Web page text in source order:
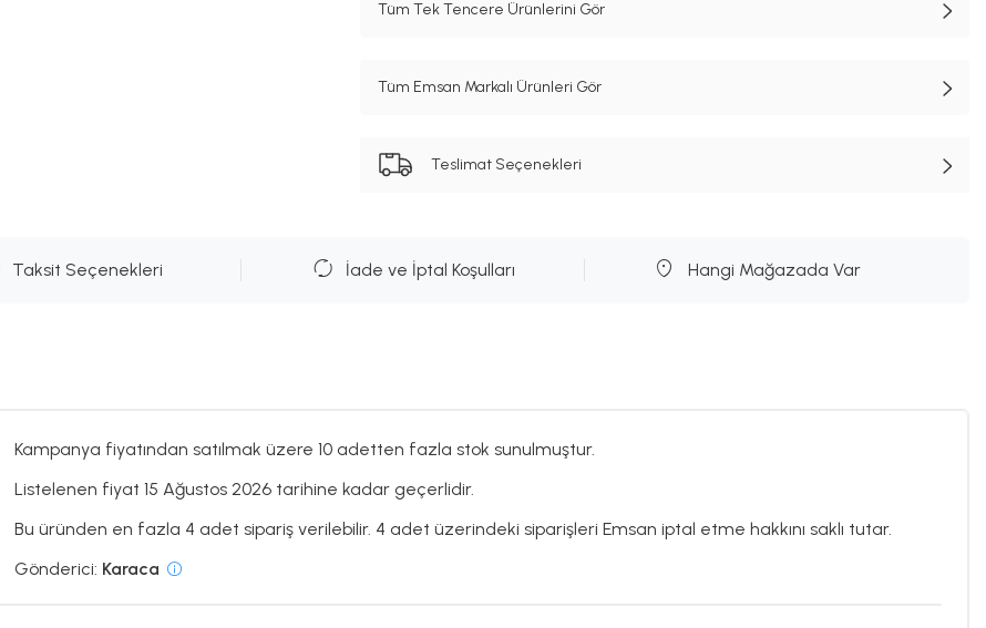
Tüm Tek Tencere Ürünlerini Gör
Tüm Emsan Markalı Ürünleri Gör
Teslimat Seçenekleri
Taksit Seçenekleri İade ve İptal Koşulları Hangi Mağazada Var
Kampanya fiyatından satılmak üzere 10 adetten fazla stok sunulmuştur.
Listelenen fiyat 15 Ağustos 2026 tarihine kadar geçerlidir.
Bu üründen en fazla 4 adet sipariş verilebilir. 4 adet üzerindeki siparişleri Emsan iptal etme hakkını saklı tutar.
Gönderici: Karaca